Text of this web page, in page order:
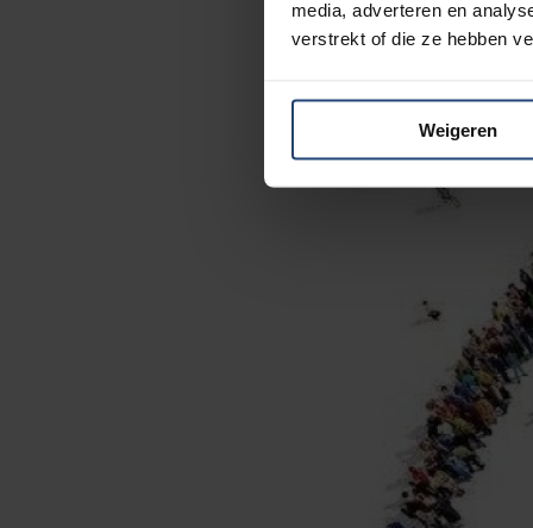
media, adverteren en
verstrekt of die ze hebben
Weigeren